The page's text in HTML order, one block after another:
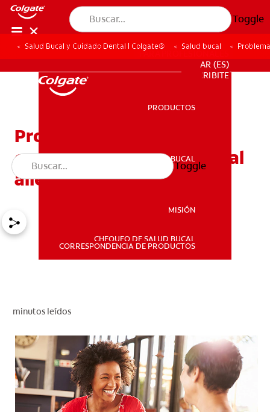
Toggle
SALUD BUCAL
PARA PROFESIONALES
AR (ES)
SUSCRIBITE
PARA PROFESIONALES
AR (ES)
SUSCRIBITE
PRODUCTOS
SALUD BUCAL
MISIÓN
CHEQUEO DE SALUD BUCAL
CORRESPONDENCIA DE PRODUCTOS
Toggle
Salud Bucal y Cuidado Dental | Colgate® Salud bucal
Problemas relacionados
con los tonsilolitos y el mal
aliento
minutos leídos